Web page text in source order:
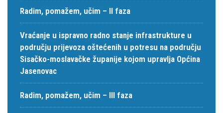
Radim, pomažem, učim – II faza
Vraćanje u ispravno radno stanje infrastrukture u
području prijevoza oštećenih u potresu na području
Sisačko-moslavačke županije kojom upravlja Općina
Jasenovac
Radim, pomažem, učim – III faza